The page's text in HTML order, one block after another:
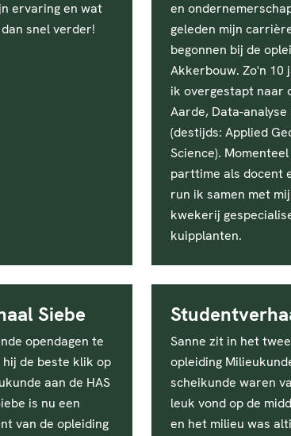
ervaring en wat
snel verder!
en
geleden mijn
begonnen bij de
Akkerbouw. Zo'n 10
ik overgestapt naar
Aarde, Data-
(destijds: Applied
Science).
parttime als docent
run ik samen met
kwekerij
kuipplanten.
Siebe
opendagen te
de beste klik op
aan de HAS
is nu een
van de opleiding
Sanne zit in het
opleiding
scheikunde waren
leuk vond op de
en het milieu was